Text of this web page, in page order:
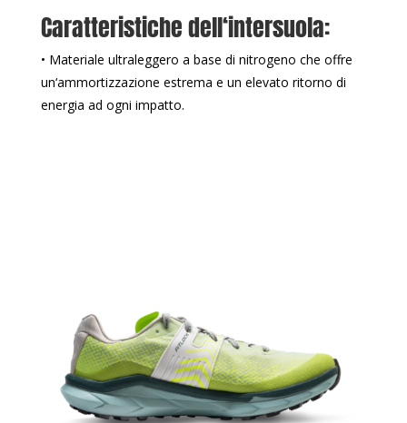
Caratteristiche dell‘intersuola:
• Materiale ultraleggero a base di nitrogeno che offre
un‘ammortizzazione estrema e un elevato ritorno di
energia ad ogni impatto.